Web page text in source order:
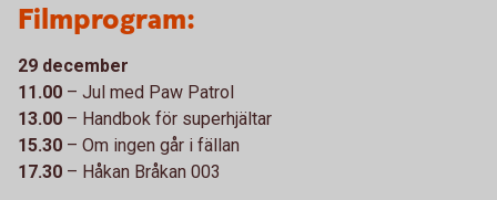
Filmprogram:
29 december
11.00 – Jul med Paw Patrol
13.00 – Handbok för superhjältar
15.30 – Om ingen går i fällan
17.30 – Håkan Bråkan 003